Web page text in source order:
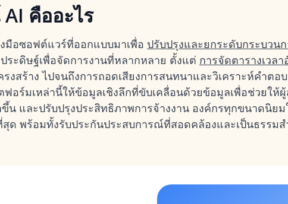
คืออะไร
มือซอฟต์แวร์ที่ออกแบบมาเพื่อ ปรับปรุงและยกระดับกระบว
ะดิษฐ์เพื่อจัดการงานที่หลากหลาย ตั้งแต่ การจัดตารางเวล
สร้าง ไปจนถึงการถอดเสียงการสนทนาและวิเคราะห์คำตอ
อร์มเหล่านี้ให้ข้อมูลเชิงลึกที่ขับเคลื่อนด้วยข้อมูลเพื่อช่วยใ
น และปรับปรุงประสิทธิภาพการจ้างงาน องค์กรทุกขนาดนิยม
ด พร้อมทั้งรับประกันประสบการณ์ที่สอดคล้องและเป็นธรรม